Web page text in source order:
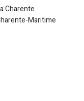
Charente
Maritime